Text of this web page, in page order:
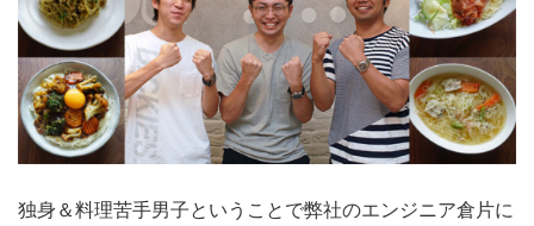
独身＆料理苦手男子ということで弊社のエンジニア倉片に